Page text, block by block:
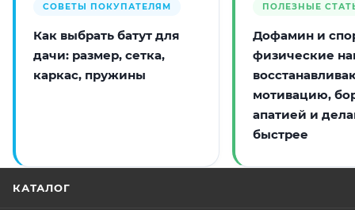
СОВЕТЫ ПОКУПАТЕЛЯМ
Как выбрать батут для
дачи: размер, сетка,
каркас, пружины
ПОЛЕЗНЫЕ
Дофамин и
физические
мотивацию,
апатией и
быстрее
КАТАЛОГ